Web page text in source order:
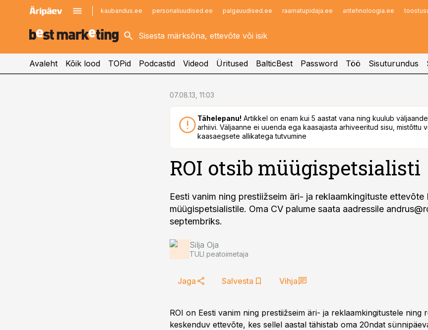
kaubandus.ee personaliuudised.ee palgauudised.ee raamatupidaja.ee aritehnoloogia.ee
kinnisvarauudised.ee
logistikauudised.ee
imelineajalugu.ee
Infopank
Avaleht Kõik lood TOPid Podcastid Videod Üritused BalticBest Password Töö Sisuturundus
07.08.13, 11:03
Tähelepanu! Artikkel on enam kui 5 aastat vana ning kuulub
arhiivi. Väljaanne ei uuenda ega kaasajasta arhiveeritud sisu, mistõttu
kaasaegsete allikatega tutvumine
ROI otsib müügispetsialisti
Eesti vanim ning prestiižseim äri- ja reklaamkingituste ettevõte
müügispetsialistile. Oma CV palume saata aadressile
septembriks.
Silja Oja
TULI peatoimetaja
Jaga Salvesta Vihja
ROI on Eesti vanim ning prestiižseim äri- ja reklaamkingitustele ning
keskenduv ettevõte, kes sellel aastal tähistab oma 20ndat